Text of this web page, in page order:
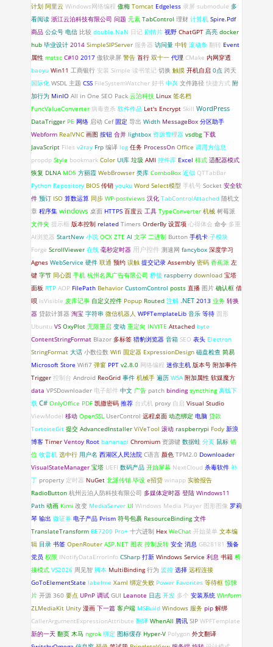
计划 阿里云 Windows网络编程 傲梅 Tomcat Edgeless 录屏 submodule 多
看阅读 浙江云泊科技有限公司 问题 元素 TabControl 理财 计算机 Spire.Pdf
商品 公众号 电信 比较 double.NaN 日记 剧情片 视野 ChatGPT 高亮 docker
hub 毕业设计 2014 SimpleSIPServer 服务器 访问量 中转 滚动条 翻转 Event
属性 mstsc C#10 2017 傲软录屏 警告 首行 双十一 代理 CMake 内网穿透
baoyu Win11 工商银行 安装 Simple 读书笔记 切换 触摸 开机自启 0点 跨天
国际化 WSDL 主题 CSS FileSystemWatcher 好书 中兴 文件路径 快捷方式 附
加行为 MinIO All in One SEO Pack 云泊科技 Linux 签名档
FuncValueConverter 病毒查杀 软件作品 Let's Encrypt Skill WordPress
DataTrigger PE 网络 启动 Cef 固定 导出 Width MessageBox 分区助手
Webform RealVNC 画图 按钮 合并 lightbox 资源管理器 vsdbg 下载
JavaScript Files v2ray Frp 编译 log 任务 ProcessOn Office 调用方信息
propdp Style bookmark Color UI库 垃圾 AMI 控件库 Excel 样式 适配器模式
恢复 DLNA MD5 方丽霞 WebBrowser 类库 ComboBox 近似 QTTabBar
Python Repository BIOS 传销 youku Word Select模型 手机号 Socket 安全软
件 预订 ISO 算数运算 同步 WP-postviews 汉化 TabControlAttached 随机文
章 程序集 windows 桌面 HTTPS 百度云 工具 TypeConverter 机械 树莓派
文件夹 提示框 版本控制 related Timers OrderBy 设置项 心得体会 命令 多重
AI浏览器 StartNew 小说 OCX ZTE AI 文字 二进制 Button 手机卡 子模块
Forge ScrollViewer 在线 毫秒定时器 用户控件 测速网 fancybox 深度学习
Agnes WebService 硬件 联通 预约 误触 提交记录 Assembly 密码 香蕉派 左
键 字节 同心圆 手机 杭州名风广告有限公司 桥接 raspberry download 宝塔
面板 RTP AOP FilePath Behavior CustomControl posts 直播 图片 确认框 借
呗 IsVisible 麦库记事 自定义控件 Popup Routed 注解 .NET 2013 业务 转换
器 贷款计算器 淘宝 字符串 微信机器人 WPFTemplateLib 音乐 等待 圆形
Ubuntu VS OxyPlot 无限重启 变动 重定向 INVITE Attached byte
ContentStringFormat Blazor 多标签 猎豹浏览器 音箱 SEO 表头 Electron
StringFormat 大话 小数位数 Wifi 固定器 ExpressionDesign 磁盘检查 简易
Microsoft Store Wifi7 弹窗 PPT v2.8.0 网络编程 迷你主机 版本号 附加事件
Trigger 控制台 Android ReoGrid 事件 机械手 遍历 WSA 附加属性 软媒魔方
data VPSDownloader 电子邮件 中文 广告 patch binding syncthing 离线下
载 C# OnlyOffice PDF 凯撒密码 推荐 台式机 proxy 自启 Visual Studio
ViewModel 移动 OpenSSL UserControl 远程桌面 动态绑定 电脑 贷款
TortoiseGit 提交 AdvancedInstaller ViVeTool 滚动 raspberrypi Fody 新浪
博客 Timer Ventoy Root bananapi Chromium 资源键 数据蛙 分页 鼠标 错
位 收音机 选中行 用户名 西湖区人民法院 C语言 颜色 TPM2.0 Downloader
VisualStateManager 宝塔 UEFI 数码产品 开始屏幕 NextCloud 杀毒软件 补
丁 property 定时器 NuGet 北派传销 毕设 e招贷 winapp 实验报告
RadioButton 杭州云泊人防科技有限公司 多媒体定时器 登陆 Windows11
Path 动画 Kimi 改变 MediaServer UI Windows Media Player 图形图像 罗莉
琴 输出 微证券 电子产品 Prism 符号包裹 ResourceBinding 文件
TranslateTransform BE7200 Pro+ 十六进制 Hex WeChat 开始菜单 文本编
辑 目录 书签 OpenRouter ASP.NET 图表 控制反转 安全 消息 GB28181 预备
党员 权限 INotifyDataErrorlnfo CSharp 打新 Windows Service 利息 书籍 桥
接模式 VS2026 周见智 脚本 MultiBinding 行为 监控 选择 远程连接
GoToElementState labelme Xaml 绑定失败 Power Favorites 等待框 惊悚
片 开源 360 要点 UPnP 调试 GUI Leanote 日志 开发 多个 安装系统 Winform
ZLMediaKit Unity 漫画 下一篇 客户端 MSBuild Windows 服务 pip 解绑
CallerArgumentExpressionAttribute 翻译 WhenAll 腾讯 SIP WPFTemplate
新的一天 翻页 木马 ngrok 绑定 图标缓存 Hyper-V Polygon 外文翻译